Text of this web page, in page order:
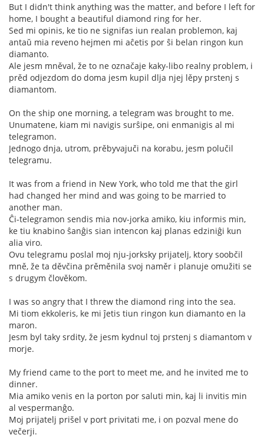
But I didn't think anything was the matter, and before I left for
home, I bought a beautiful diamond ring for her.
Sed mi opinis, ke tio ne signifas iun realan problemon, kaj
antaŭ mia reveno hejmen mi aĉetis por ŝi belan ringon kun
diamanto.
Ale jesm mněval, že to ne označaje kaky-libo realny problem, i
prěd odjezdom do doma jesm kupil dlja njej lěpy prstenj s
diamantom.
On the ship one morning, a telegram was brought to me.
Unumatene, kiam mi navigis surŝipe, oni enmanigis al mi
telegramon.
Jednogo dnja, utrom, prěbyvajuči na korabu, jesm polučil
telegramu.
It was from a friend in New York, who told me that the girl
had changed her mind and was going to be married to
another man.
Ĉi-telegramon sendis mia nov-jorka amiko, kiu informis min,
ke tiu knabino ŝanĝis sian intencon kaj planas edziniĝi kun
alia viro.
Ovu telegramu poslal moj nju-jorksky prijatelj, ktory soobčil
mně, že ta děvčina prěměnila svoj naměr i planuje omužiti se
s drugym člověkom.
I was so angry that I threw the diamond ring into the sea.
Mi tiom ekkoleris, ke mi ĵetis tiun ringon kun diamanto en la
maron.
Jesm byl taky srdity, že jesm kydnul toj prstenj s diamantom v
morje.
My friend came to the port to meet me, and he invited me to
dinner.
Mia amiko venis en la porton por saluti min, kaj li invitis min
al vespermanĝo.
Moj prijatelj prišel v port privitati me, i on pozval mene do
večerji.